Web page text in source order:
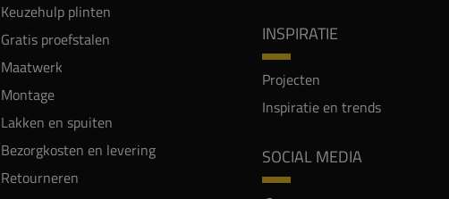
Keuzehulp plinten
Gratis proefstalen
Maatwerk
Montage
Lakken en spuiten
Bezorgkosten en levering
Retourneren
INSPIRATIE
Projecten
Inspiratie en trends
SOCIAL MEDIA